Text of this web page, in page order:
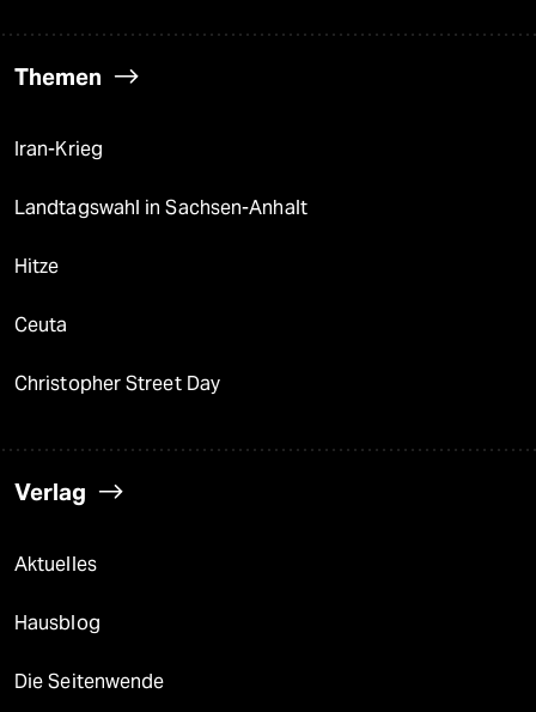
Themen
Iran-Krieg
Landtagswahl in Sachsen-Anhalt
Hitze
Ceuta
Christopher Street Day
Verlag
Aktuelles
Hausblog
Die Seitenwende